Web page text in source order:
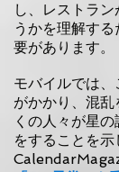
し、レストラ
うかを理解す
要があります。
モバイルでは
がかかり、混
くの人々が星
をすることを示